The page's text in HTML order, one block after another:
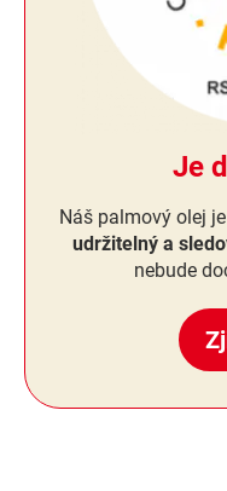
Je
Náš palmový olej
udržitelný a
nebude